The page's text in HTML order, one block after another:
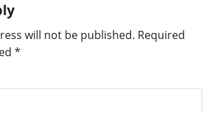
will not be published. Required
*